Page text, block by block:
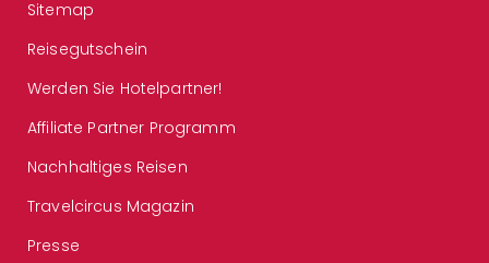
Sitemap
Reisegutschein
Werden Sie Hotelpartner!
Affiliate Partner Programm
Nachhaltiges Reisen
Travelcircus Magazin
Presse